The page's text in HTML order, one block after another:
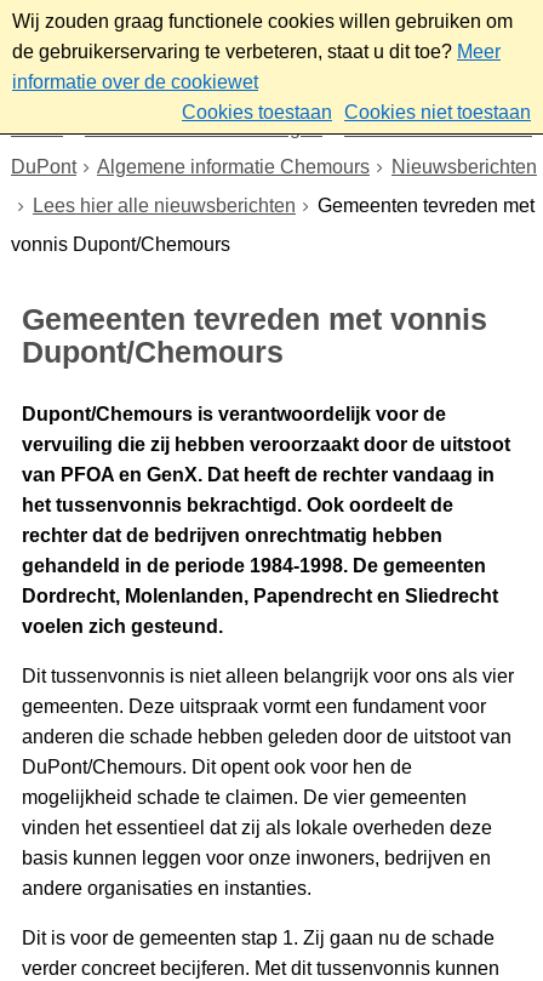
Wij zouden graag functionele cookies willen gebruiken om
de gebruikerservaring te verbeteren, staat u dit toe? Meer
informatie over de cookiewet
Cookies toestaan
Cookies niet toestaan
Nieuws & bekendmakingen
Dossier Chemours en
DuPont
Algemene informatie Chemours
Nieuwsberichten
Lees hier alle nieuwsberichten
Gemeenten tevreden met
vonnis Dupont/Chemours
Gemeenten tevreden met vonnis
Dupont/Chemours
Dupont/Chemours is verantwoordelijk voor de
vervuiling die zij hebben veroorzaakt door de uitstoot
van PFOA en GenX. Dat heeft de rechter vandaag in
het tussenvonnis bekrachtigd. Ook oordeelt de
rechter dat de bedrijven onrechtmatig hebben
gehandeld in de periode 1984-1998. De gemeenten
Dordrecht, Molenlanden, Papendrecht en Sliedrecht
voelen zich gesteund.
Dit tussenvonnis is niet alleen belangrijk voor ons als vier
gemeenten. Deze uitspraak vormt een fundament voor
anderen die schade hebben geleden door de uitstoot van
DuPont/Chemours. Dit opent ook voor hen de
mogelijkheid schade te claimen. De vier gemeenten
vinden het essentieel dat zij als lokale overheden deze
basis kunnen leggen voor onze inwoners, bedrijven en
andere organisaties en instanties.
Dit is voor de gemeenten stap 1. Zij gaan nu de schade
verder concreet becijferen. Met dit tussenvonnis kunnen